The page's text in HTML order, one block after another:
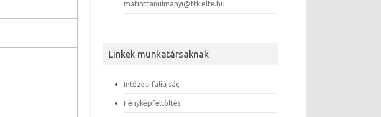
matinttanulmanyi@ttk.elte.hu
Linkek munkatársaknak
Intézeti faliújság
Fényképfeltöltés